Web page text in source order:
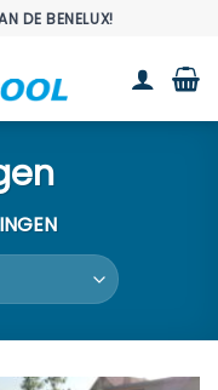
DE BENELUX!